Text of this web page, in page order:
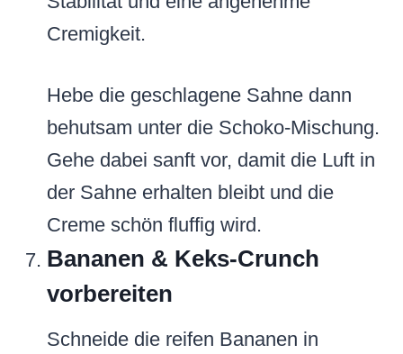
Cremigkeit.
Hebe die geschlagene Sahne dann
behutsam unter die Schoko-Mischung.
Gehe dabei sanft vor, damit die Luft in
der Sahne erhalten bleibt und die
Creme schön fluffig wird.
Bananen & Keks-Crunch
vorbereiten
Schneide die reifen Bananen in